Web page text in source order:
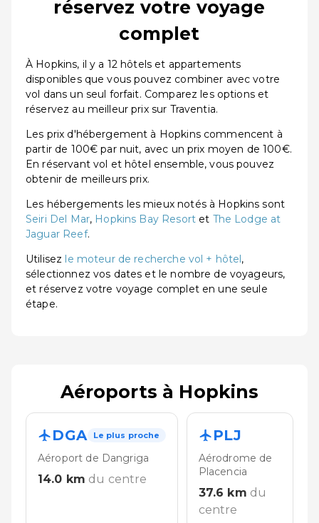
réservez votre voyage
complet
À Hopkins, il y a 12 hôtels et appartements
disponibles que vous pouvez combiner avec votre
vol dans un seul forfait. Comparez les options et
réservez au meilleur prix sur Traventia.
Les prix d'hébergement à Hopkins commencent à
partir de 100€ par nuit, avec un prix moyen de 100€.
En réservant vol et hôtel ensemble, vous pouvez
obtenir de meilleurs prix.
Les hébergements les mieux notés à Hopkins sont
Seiri Del Mar, Hopkins Bay Resortet The Lodge at
Jaguar Reef.
Utilisez le moteur de recherche vol + hôtel,
sélectionnez vos dates et le nombre de voyageurs,
et réservez votre voyage complet en une seule
étape.
Aéroports à Hopkins
DGA Le plus proche
Aéroport de Dangriga
14.0 km du centre
PLJ
Aérodrome de
Placencia
37.6 km du
centre